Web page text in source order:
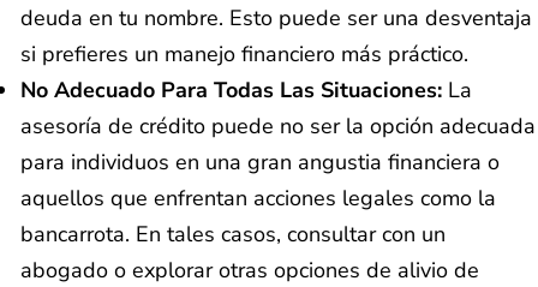
deuda en tu nombre. Esto puede ser una desventaja
si prefieres un manejo financiero más práctico.
No Adecuado Para Todas Las Situaciones: La
asesoría de crédito puede no ser la opción adecuada
para individuos en una gran angustia financiera o
aquellos que enfrentan acciones legales como la
bancarrota. En tales casos, consultar con un
abogado o explorar otras opciones de alivio de